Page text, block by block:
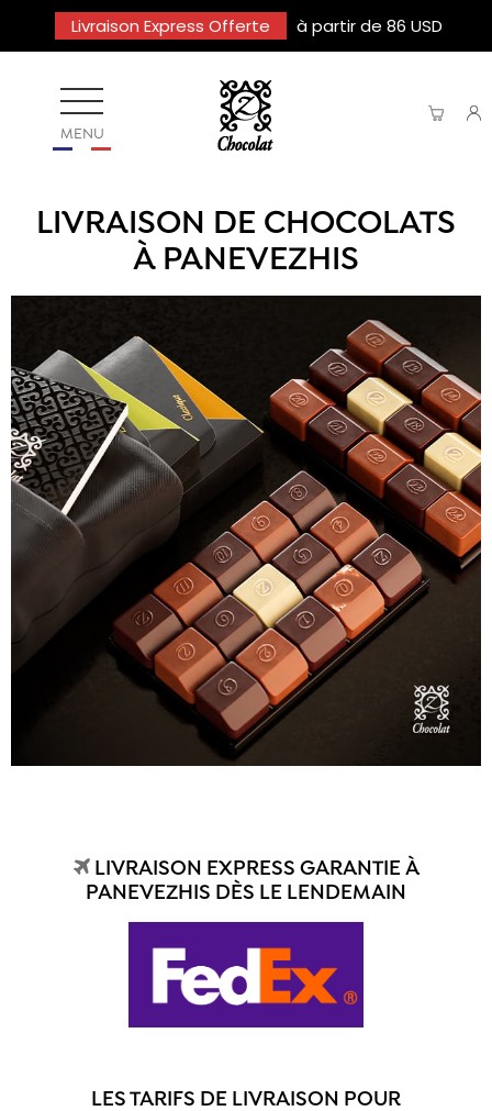
Livraison Express Offerte à partir de 86 USD
MENU
LIVRAISON DE CHOCOLATS
À PANEVEZHIS
LIVRAISON EXPRESS GARANTIE À
PANEVEZHIS DÈS LE LENDEMAIN
LES TARIFS DE LIVRAISON POUR